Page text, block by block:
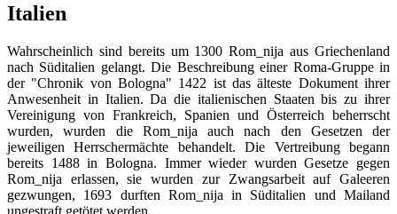
Italien
Wahrscheinlich sind bereits um 1300 Rom_nija aus Griechenland
nach Süditalien gelangt. Die Beschreibung einer Roma-Gruppe in
der "Chronik von Bologna" 1422 ist das älteste Dokument ihrer
Anwesenheit in Italien. Da die italienischen Staaten bis zu ihrer
Vereinigung von Frankreich, Spanien und Österreich beherrscht
wurden, wurden die Rom_nija auch nach den Gesetzen der
jeweiligen Herrschermächte behandelt. Die Vertreibung begann
bereits 1488 in Bologna. Immer wieder wurden Gesetze gegen
Rom_nija erlassen, sie wurden zur Zwangsarbeit auf Galeeren
gezwungen, 1693 durften Rom_nija in Süditalien und Mailand
ungestraft getötet werden.